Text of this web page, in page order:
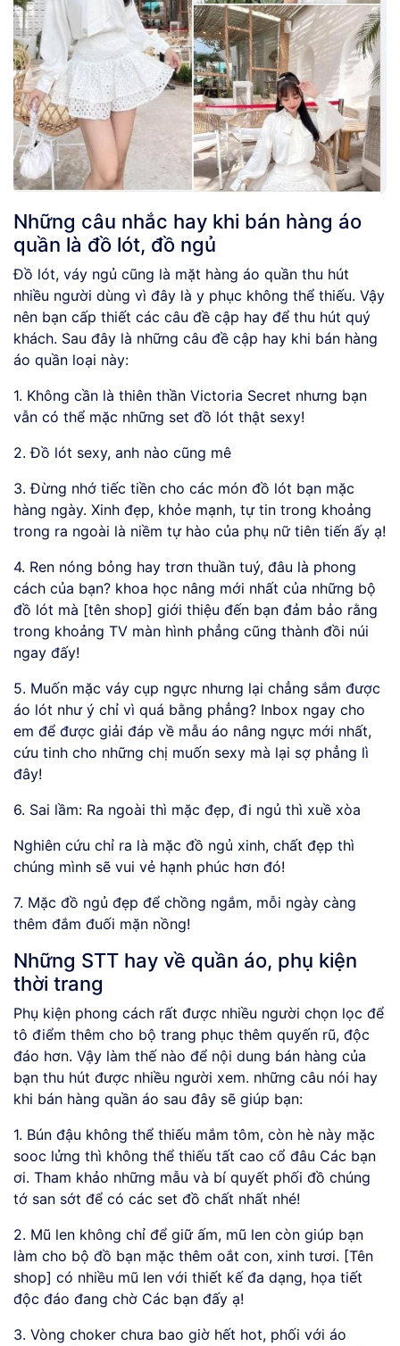
Những câu nhắc hay khi bán hàng áo
quần là đồ lót, đồ ngủ
Đồ lót, váy ngủ cũng là mặt hàng áo quần thu hút
nhiều người dùng vì đây là y phục không thể thiếu. Vậy
nên bạn cấp thiết các câu đề cập hay để thu hút quý
khách. Sau đây là những câu đề cập hay khi bán hàng
áo quần loại này:
1. Không cần là thiên thần Victoria Secret nhưng bạn
vẫn có thể mặc những set đồ lót thật sexy!
2. Đồ lót sexy, anh nào cũng mê
3. Đừng nhớ tiếc tiền cho các món đồ lót bạn mặc
hàng ngày. Xinh đẹp, khỏe mạnh, tự tin trong khoảng
trong ra ngoài là niềm tự hào của phụ nữ tiên tiến ấy ạ!
4. Ren nóng bỏng hay trơn thuần tuý, đâu là phong
cách của bạn? khoa học nâng mới nhất của những bộ
đồ lót mà [tên shop] giới thiệu đến bạn đảm bảo rằng
trong khoảng TV màn hình phẳng cũng thành đồi núi
ngay đấy!
5. Muốn mặc váy cụp ngực nhưng lại chẳng sắm được
áo lót như ý chỉ vì quá bằng phẳng? Inbox ngay cho
em để được giải đáp về mẫu áo nâng ngực mới nhất,
cứu tinh cho những chị muốn sexy mà lại sợ phẳng lì
đây!
6. Sai lầm: Ra ngoài thì mặc đẹp, đi ngủ thì xuề xòa
Nghiên cứu chỉ ra là mặc đồ ngủ xinh, chất đẹp thì
chúng mình sẽ vui vẻ hạnh phúc hơn đó!
7. Mặc đồ ngủ đẹp để chồng ngắm, mỗi ngày càng
thêm đắm đuối mặn nồng!
Những STT hay về quần áo, phụ kiện
thời trang
Phụ kiện phong cách rất được nhiều người chọn lọc để
tô điểm thêm cho bộ trang phục thêm quyến rũ, độc
đáo hơn. Vậy làm thế nào để nội dung bán hàng của
bạn thu hút được nhiều người xem. những câu nói hay
khi bán hàng quần áo sau đây sẽ giúp bạn:
1. Bún đậu không thể thiếu mắm tôm, còn hè này mặc
sooc lửng thì không thể thiếu tất cao cổ đâu Các bạn
ơi. Tham khảo những mẫu và bí quyết phối đồ chúng
tớ san sớt để có các set đồ chất nhất nhé!
2. Mũ len không chỉ để giữ ấm, mũ len còn giúp bạn
làm cho bộ đồ bạn mặc thêm oắt con, xinh tươi. [Tên
shop] có nhiều mũ len với thiết kế đa dạng, họa tiết
độc đáo đang chờ Các bạn đấy ạ!
3. Vòng choker chưa bao giờ hết hot, phối với áo